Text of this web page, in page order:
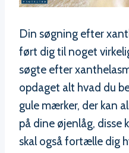
Din søgning efter
ført dig til noget
søgte efter
opdaget alt hvad du
gule mærker, der kan
på dine øjenlåg, disse
skal også fortælle dig